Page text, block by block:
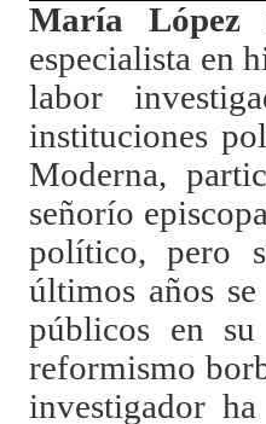
María López
especialista en
labor
instituciones
Moderna,
señorío
político, pero
últimos años
públicos en
reformismo
investigador